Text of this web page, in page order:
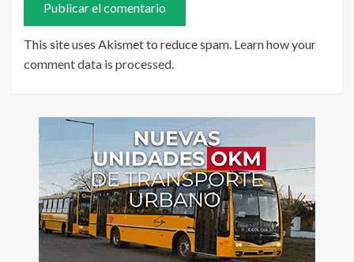
This site uses Akismet to reduce spam. Learn how your
comment data is processed